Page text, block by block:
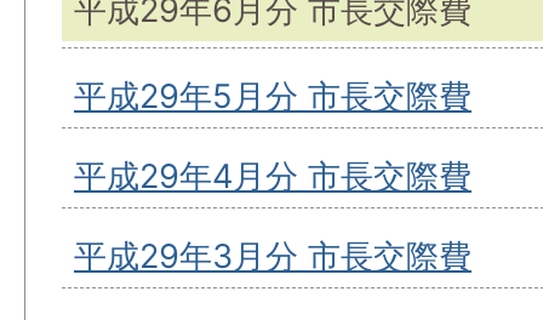
平成29年6月分 市長交際費
平成29年5月分 市長交際費
平成29年4月分 市長交際費
平成29年3月分 市長交際費